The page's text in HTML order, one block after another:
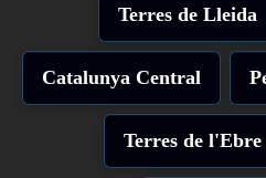
Terres de Lleida
Catalunya Central
Terres de l'Ebre